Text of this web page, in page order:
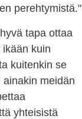
perehtymistä."
tapa ottaa
kuin
kuitenkin se
meidän
yhteisistä